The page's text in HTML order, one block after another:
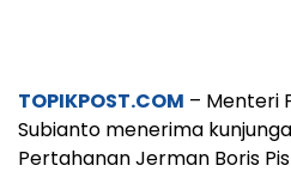
TOPIKPOST.COM – Menteri
Subianto menerima
Pertahanan Jerman Boris